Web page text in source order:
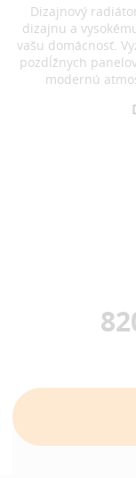
Dizajnový
dizajnu a
vašu domácnosť.
pozdĺžnych
modernú